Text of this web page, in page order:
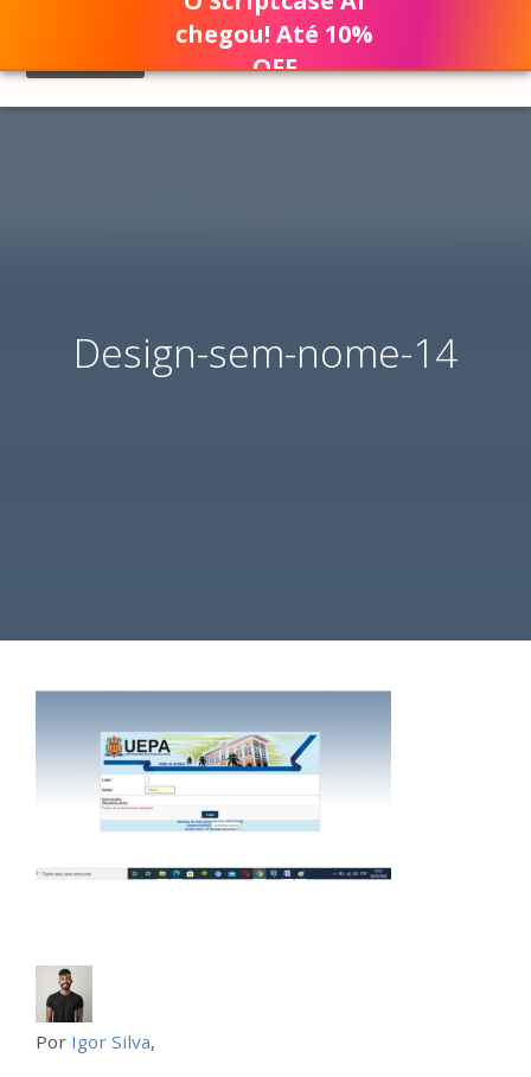
Design-sem-nome-14
Por Igor Silva,
chegou! Até 10%
OFF